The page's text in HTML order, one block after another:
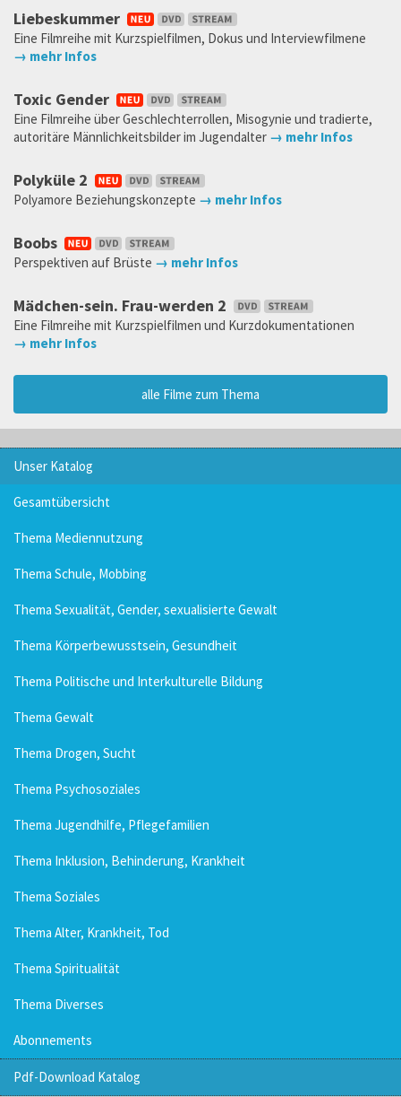
Liebeskummer
Eine Filmreihe mit Kurzspielfilmen, Dokus und Interviewfilmene
→ mehr Infos
Toxic Gender
Eine Filmreihe über Geschlechterrollen, Misogynie und tradierte,
autoritäre Männlichkeitsbilder im Jugendalter → mehr Infos
Polyküle 2
Polyamore Beziehungskonzepte → mehr Infos
Boobs
Perspektiven auf Brüste → mehr Infos
Mädchen-sein. Frau-werden 2
Eine Filmreihe mit Kurzspielfilmen und Kurzdokumentationen
→ mehr Infos
alle Filme zum Thema
Unser Katalog
Gesamtübersicht
Thema Mediennutzung
Thema Schule, Mobbing
Thema Sexualität, Gender, sexualisierte Gewalt
Thema Körperbewusstsein, Gesundheit
Thema Politische und Interkulturelle Bildung
Thema Gewalt
Thema Drogen, Sucht
Thema Psychosoziales
Thema Jugendhilfe, Pflegefamilien
Thema Inklusion, Behinderung, Krankheit
Thema Soziales
Thema Alter, Krankheit, Tod
Thema Spiritualität
Thema Diverses
Abonnements
Pdf-Download Katalog